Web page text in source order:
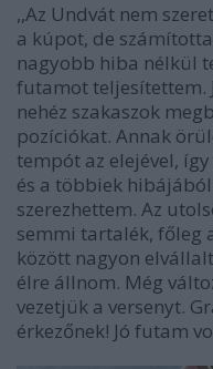
,,Az Undvát nem
a kúpot, de
nagyobb hiba nélkül
futamot teljesítettem.
nehéz szakaszok
pozíciókat. Annak
tempót az elejével,
és a többiek
szerezhettem. Az
semmi tartalék, főleg
között nagyon
élre állnom. Még
vezetjük a versenyt.
érkezőnek! Jó futam